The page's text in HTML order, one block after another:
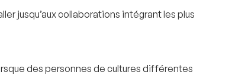
jusqu’aux collaborations intégrant les plus
des personnes de cultures différentes